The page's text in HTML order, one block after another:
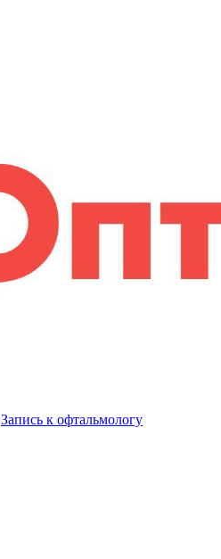
Запись к офтальмологу